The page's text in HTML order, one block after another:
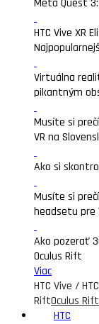
Meta Quest
HTC Vive XR
Virtuálna
pikantným
Musíte si
VR na
Ako si
Musíte si
headsetu pre
Ako pozerať
Oculus Rift
Viac
HTC Vive /
RiftOculus Rift
HTC